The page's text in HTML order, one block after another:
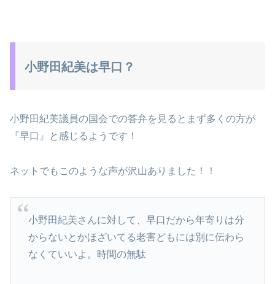
小野田紀美は早口？
小野田紀美議員の国会での答弁を見るとまず多くの方が
『早口』と感じるようです！
ネットでもこのような声が沢山ありました！！
小野田紀美さんに対して、早口だから年寄りは分
からないとかほざいてる老害どもには別に伝わら
なくていいよ。時間の無駄